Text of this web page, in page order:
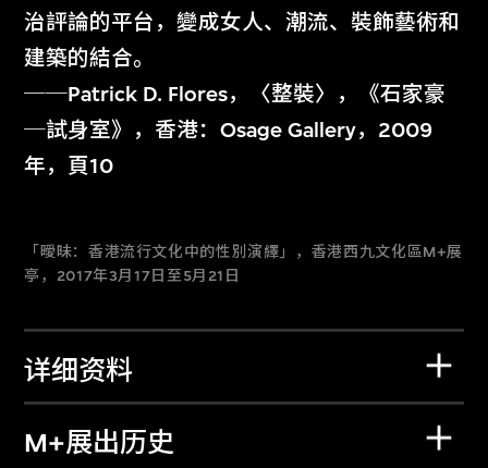
治評論的平台，變成女人、潮流、裝飾藝術和
建築的結合。
──Patrick D. Flores，〈整裝〉，《石家豪
─試身室》，香港：Osage Gallery，2009
年，頁10
「曖昧：香港流行文化中的性別演繹」，香港西九文化區M+展
亭，2017年3月17日至5月21日
详细资料
M+展出历史